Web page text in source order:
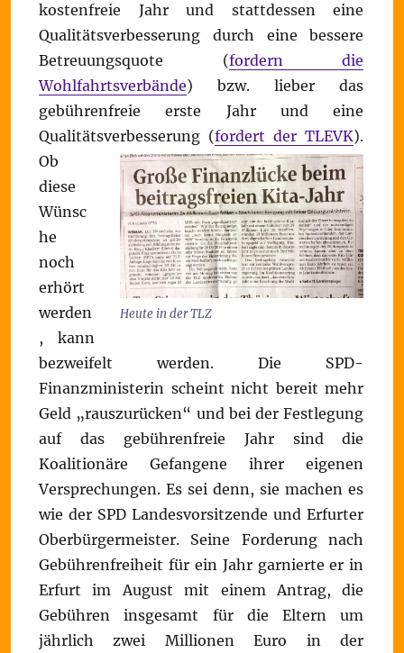
kostenfreie Jahr und stattdessen eine
Qualitätsverbesserung durch eine bessere
Betreuungsquote (fordern die
Wohlfahrtsverbände) bzw. lieber das
gebührenfreie erste Jahr und eine
Qualitätsverbesserung (fordert der TLEVK).
Heute in der TLZ
Ob
diese
Wünsc
he
noch
erhört
werden
, kann
bezweifelt werden. Die SPD-
Finanzministerin scheint nicht bereit mehr
Geld „rauszurücken“ und bei der Festlegung
auf das gebührenfreie Jahr sind die
Koalitionäre Gefangene ihrer eigenen
Versprechungen. Es sei denn, sie machen es
wie der SPD Landesvorsitzende und Erfurter
Oberbürgermeister. Seine Forderung nach
Gebührenfreiheit für ein Jahr garnierte er in
Erfurt im August mit einem Antrag, die
Gebühren insgesamt für die Eltern um
jährlich zwei Millionen Euro in der